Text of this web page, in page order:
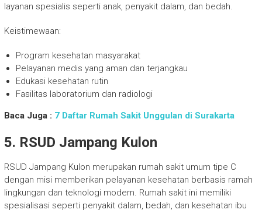
layanan spesialis seperti anak, penyakit dalam, dan bedah.
Keistimewaan:
Program kesehatan masyarakat
Pelayanan medis yang aman dan terjangkau
Edukasi kesehatan rutin
Fasilitas laboratorium dan radiologi
Baca Juga : 7 Daftar Rumah Sakit Unggulan di Surakarta
5. RSUD Jampang Kulon
RSUD Jampang Kulon merupakan rumah sakit umum tipe C
dengan misi memberikan pelayanan kesehatan berbasis ramah
lingkungan dan teknologi modern. Rumah sakit ini memiliki
spesialisasi seperti penyakit dalam, bedah, dan kesehatan ibu